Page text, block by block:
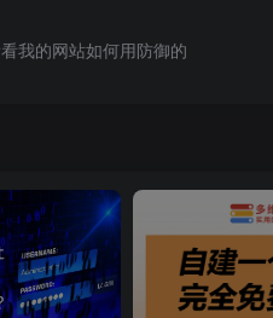
我的网站如何用防御的